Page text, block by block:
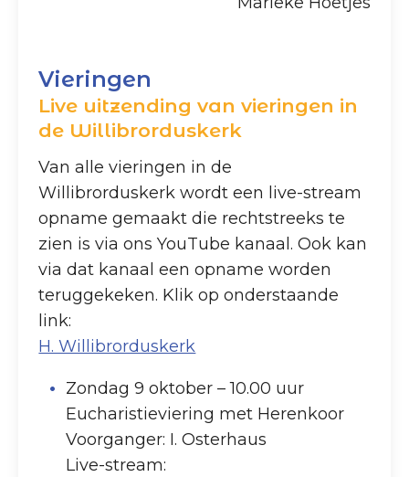
Vieringen
Live uitzending van vieringen in
de Willibrorduskerk
Van alle vieringen in de
Willibrorduskerk wordt een live-stream
opname gemaakt die rechtstreeks te
zien is via ons YouTube kanaal. Ook kan
via dat kanaal een opname worden
teruggekeken. Klik op onderstaande
link:
H. Willibrorduskerk
Zondag 9 oktober – 10.00 uur
Eucharistieviering met Herenkoor
Voorganger: I. Osterhaus
Live-stream: